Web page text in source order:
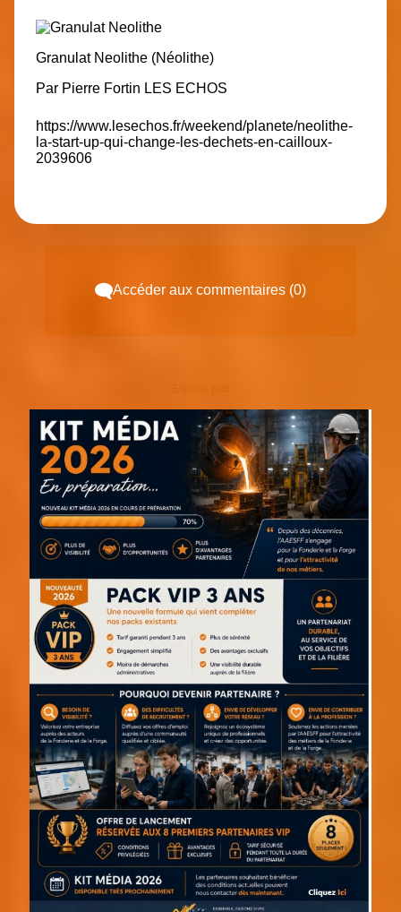
Granulat Neolithe (Néolithe)
Par Pierre Fortin LES ECHOS
https://www.lesechos.fr/weekend/planete/neolithe-
la-start-up-qui-change-les-dechets-en-cailloux-
2039606
Accéder aux commentaires (0)